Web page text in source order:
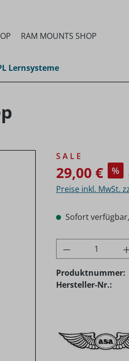
RAM MOUNTS SHOP
Lernsysteme
Verkaufspreis:
S A L E
29,00 € %
Preise inkl. MwSt.
Sofort
Produkt
Produktnummer:
Hersteller-Nr.: